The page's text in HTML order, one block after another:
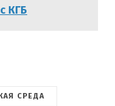
КГБ
СРЕДА